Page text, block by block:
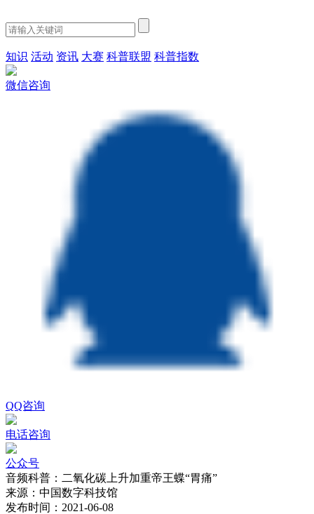
知识 活动 资讯 大赛 科普联盟 科普指数
微信咨询
QQ咨询
电话咨询
公众号
音频科普：二氧化碳上升加重帝王蝶“胃痛”
来源： 中国数字科技馆
发布时间： 2021-06-08